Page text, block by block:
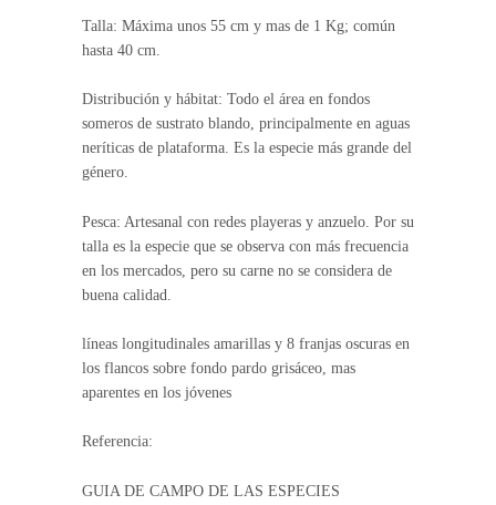
Talla: Máxima unos 55 cm y mas de 1 Kg; común
hasta 40 cm.
Distribución y hábitat: Todo el área en fondos
someros de sustrato blando, principalmente en aguas
neríticas de plataforma. Es la especie más grande del
género.
Pesca: Artesanal con redes playeras y anzuelo. Por su
talla es la especie que se observa con más frecuencia
en los mercados, pero su carne no se considera de
buena calidad.
líneas longitudinales amarillas y 8 franjas oscuras en
los flancos sobre fondo pardo grisáceo, mas
aparentes en los jóvenes
Referencia:
GUIA DE CAMPO DE LAS ESPECIES